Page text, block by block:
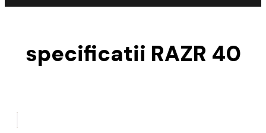
specificatii RAZR 40